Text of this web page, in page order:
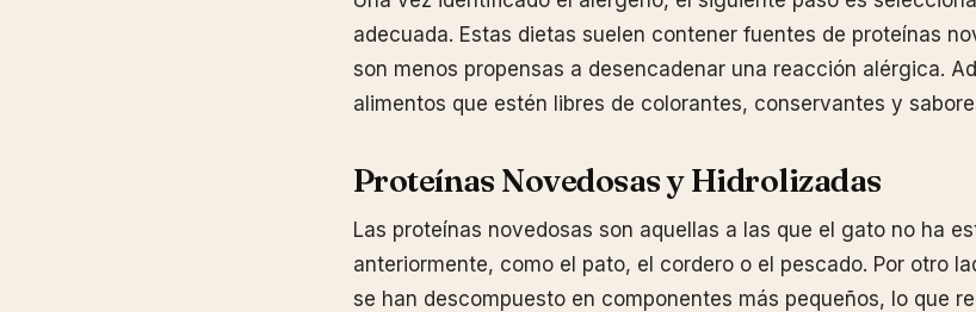
adecuada. Estas dietas suelen contener fuentes de proteínas
son menos propensas a desencadenar una reacción alérgica.
alimentos que estén libres de colorantes, conservantes y
Proteínas Novedosas y Hidrolizadas
Las proteínas novedosas son aquellas a las que el gato no ha
anteriormente, como el pato, el cordero o el pescado. Por otro
se han descompuesto en componentes más pequeños, lo que